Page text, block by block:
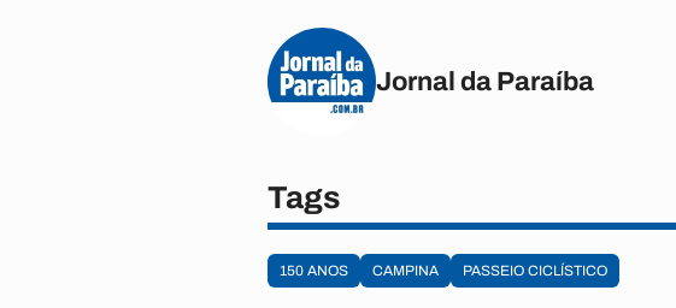
Jornal da Paraíba
Tags
150 ANOS CAMPINA PASSEIO CICLÍSTICO